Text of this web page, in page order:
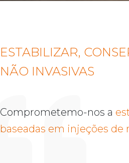
ESTABILIZAR,
NÃO INVASIVAS
Comprometemo-nos a
baseadas em injeções de